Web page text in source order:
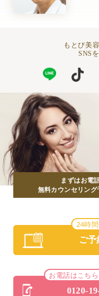
もとび美
SNS
まずはお電
無料カウンセリング
24時
ご
お電話はこち
0120-